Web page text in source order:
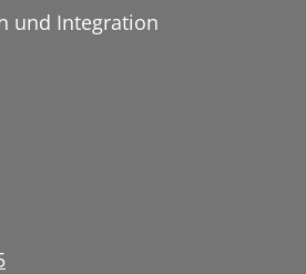
und Integration